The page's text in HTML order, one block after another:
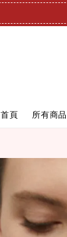
首頁 所有商品